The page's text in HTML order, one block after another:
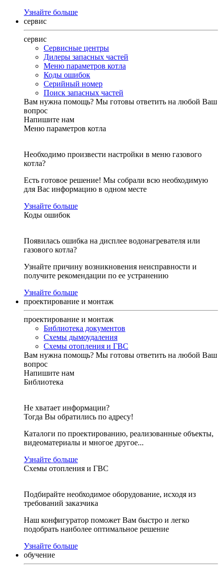
Узнайте больше
сервис
сервис
Сервисные центры
Дилеры запасных частей
Меню параметров котла
Коды ошибок
Серийный номер
Поиск запасных частей
Вам нужна помощь? Мы готовы ответить на любой Ваш
вопрос
Напишите нам
Меню параметров котла
Необходимо произвести настройки в меню газового
котла?
Есть готовое решение! Мы собрали всю необходимую
для Вас информацию в одном месте
Узнайте больше
Коды ошибок
Появилась ошибка на дисплее водонагревателя или
газового котла?
Узнайте причину возникновения неисправности и
получите рекомендации по ее устранению
Узнайте больше
проектирование и монтаж
проектирование и монтаж
Библиотека документов
Схемы дымоудаления
Схемы отопления и ГВС
Вам нужна помощь? Мы готовы ответить на любой Ваш
вопрос
Напишите нам
Библиотека
Не хватает информации?
Тогда Вы обратились по адресу!
Каталоги по проектированию, реализованные объекты,
видеоматериалы и многое другое...
Узнайте больше
Схемы отопления и ГВС
Подбирайте необходимое оборудование, исходя из
требований заказчика
Наш конфигуратор поможет Вам быстро и легко
подобрать наиболее оптимальное решение
Узнайте больше
обучение